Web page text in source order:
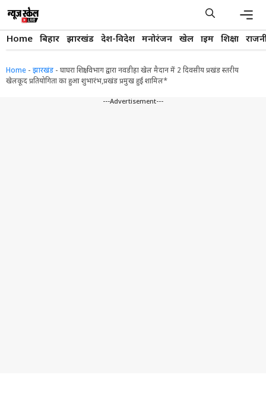
content
Home बिहार झारखंड देश-विदेश मनोरंजन खेल क्राइम शिक्षा
Home - झारखंड - घाघरा शिक्षा विभाग द्वारा नवडीहा खेल मैदान में 2 दिवसीय प्रखंड स्तरीय
खेलकूद प्रतियोगिता का हुआ शुभारंभ,प्रखंड प्रमुख हुई शामिल*
---Advertisement---